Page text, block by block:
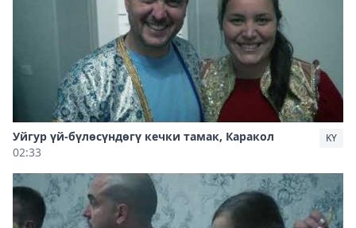
Уйгур үй-бүлөсүндөгү кечки тамак, Каракол
02:33
KY